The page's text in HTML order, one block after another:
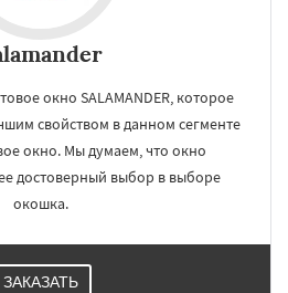
окно SALAMANDER, которое
свойством в данном сегменте
окно. Мы думаем, что окно
достоверный выбор в выборе
окошка.
ЗАКАЗАТЬ